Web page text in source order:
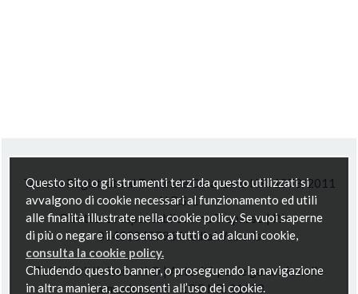
Testata Registrata al Tribunale Catanzaro N.R. 1078/2011
N.R.S. 1
Direttore responsabile Anna Trapasso | P.Iva
03453040796 Media Web srls
Tutti i diritti riservati © | Autorità per le garanzie nelle
comunicazioni - ROC NR. 21658
Questo sito o gli strumenti terzi da questo utilizzati si
avvalgono di cookie necessari al funzionamento ed utili
alle finalità illustrate nella cookie policy. Se vuoi saperne
di più o negare il consenso a tutti o ad alcuni cookie,
consulta la cookie policy.
Chiudendo questo banner, o proseguendo la navigazione
in altra maniera, acconsenti all’uso dei cookie.